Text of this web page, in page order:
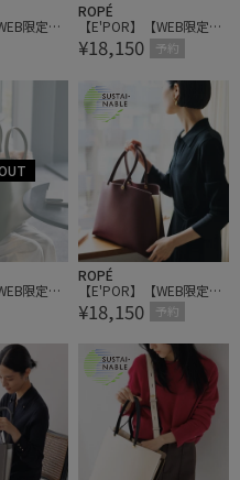
限定】
A4対
ROPÉ
【E'POR】【WEB限定】
Y BAG Medium+/A4対
応・通勤・26AW
¥18,150 予約
限定】
A4対
ROPÉ
【E'POR】【WEB限定】
Y BAG Medium+/A4対
応・通勤・26AW
¥18,150 予約